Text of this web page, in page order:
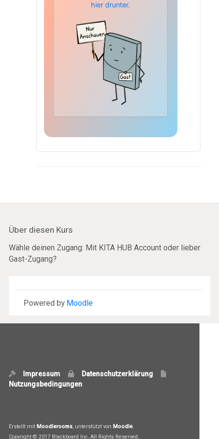
hier drunter.
Über diesen Kurs
Wähle deinen Zugang: Mit KITA HUB Account oder lieber
Gast-Zugang?
Powered by Moodle
Impressum
Datenschutzerklärung
Nutzungsbedingungen
Erstellt mit Moodlerooms, unterstützt von Moodle.
Copyright © 2017 Blackboard Inc, All Rights Reserved.